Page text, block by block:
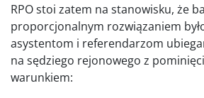
RPO stoi zatem na stanowisku, że
proporcjonalnym rozwiązaniem
asystentom i referendarzom
na sędziego rejonowego z
warunkiem: